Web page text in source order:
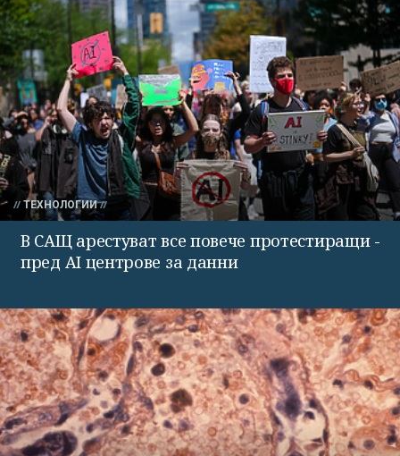
ТЕХНОЛОГИИ
В САЩ арестуват все повече протестиращи -
пред AI центрове за данни